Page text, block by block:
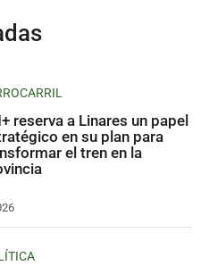
reserva a Linares un papel
en su plan para
el tren en la